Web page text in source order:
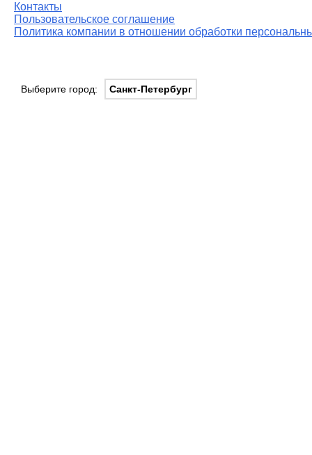
Контакты
Пользовательское соглашение
Политика компании в отношении обработки
Выберите город: Санкт-Петербург